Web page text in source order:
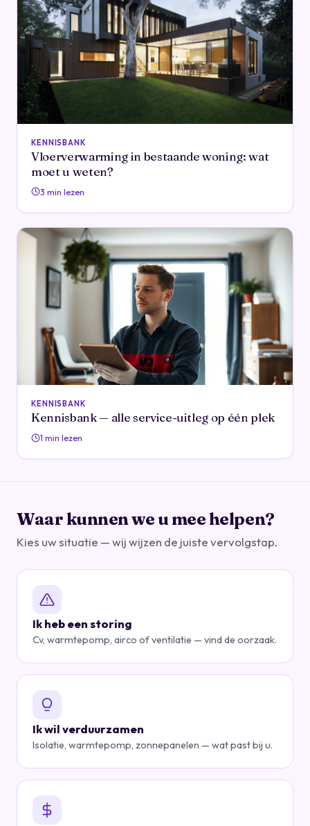
KENNISBANK
Vloerverwarming in bestaande woning: wat
moet u weten?
3 min lezen
KENNISBANK
Kennisbank — alle service-uitleg op één plek
1 min lezen
Waar kunnen we u mee helpen?
Kies uw situatie — wij wijzen de juiste vervolgstap.
Ik heb een storing
Cv, warmtepomp, airco of ventilatie — vind de oorzaak.
Ik wil verduurzamen
Isolatie, warmtepomp, zonnepanelen — wat past bij u.